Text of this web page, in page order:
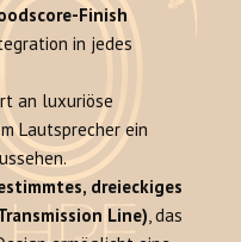
Finish
in jedes
an luxuriöse
Lautsprecher ein
dreieckiges
Line), das